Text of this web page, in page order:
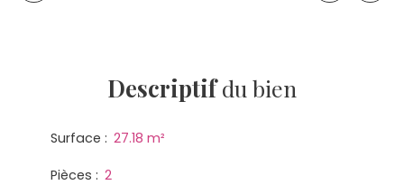
Descriptifdu bien
Surface : 27.18 m²
Pièces : 2